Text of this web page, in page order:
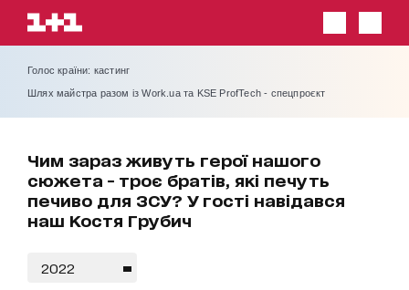
Голос країни: кастинг
Шлях майстра разом із Work.ua та KSE ProfTech - спецпроєкт
Чим зараз живуть герої нашого
сюжета - троє братів, які печуть
печиво для ЗСУ? У гості навідався
наш Костя Грубич
2022